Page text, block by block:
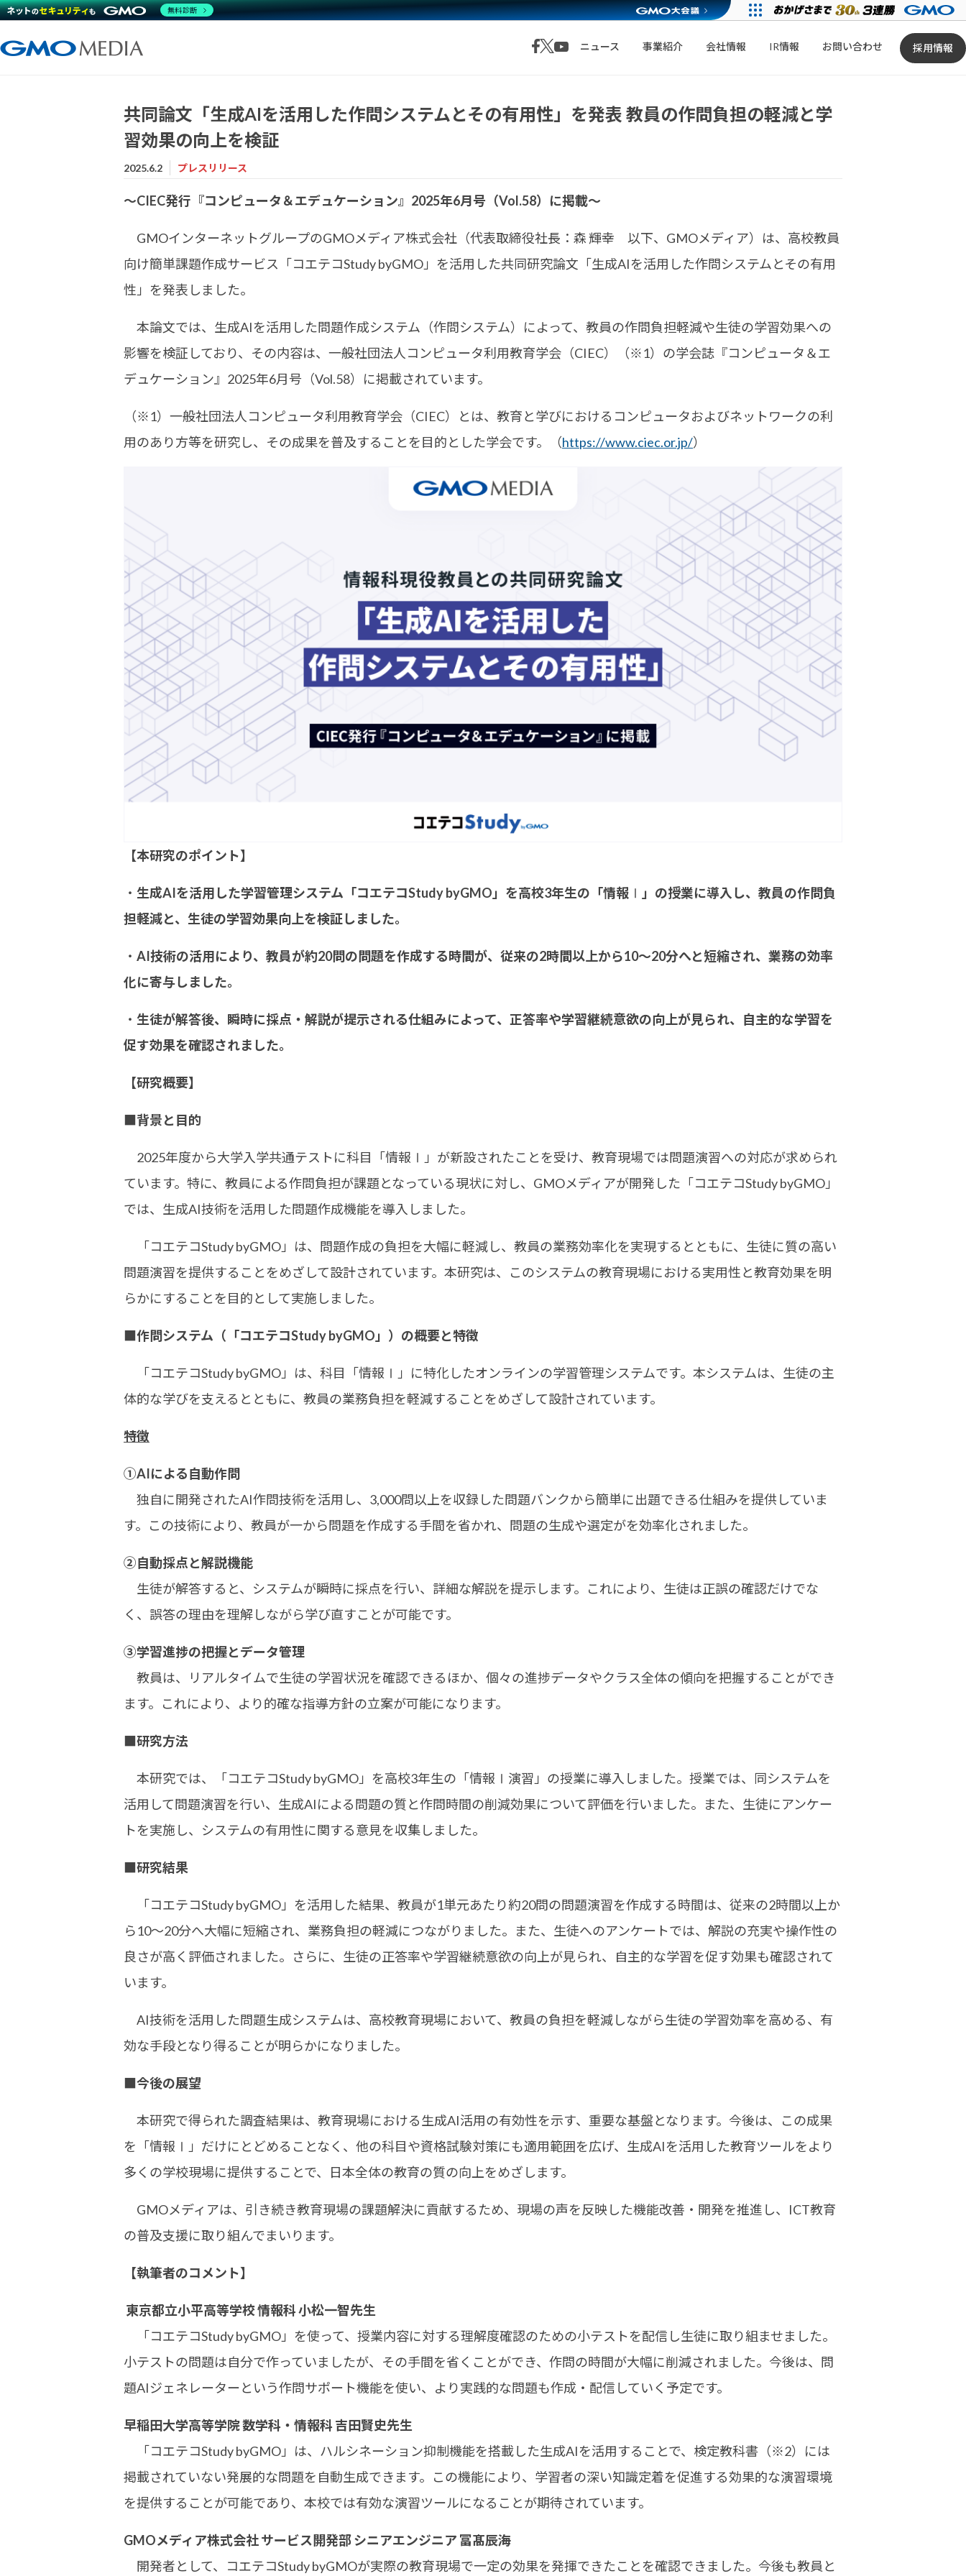
ニュース 事業紹介 会社情報 IR情報 お問い合わせ 採用情報
共同論文「生成AIを活用した作問システムとその有用性」を発表 教員の作問負担の軽減と学
習効果の向上を検証
2025.6.2 プレスリリース
～CIEC発行『コンピュータ＆エデュケーション』2025年6月号（Vol.58）に掲載～
GMOインターネットグループのGMOメディア株式会社（代表取締役社長：森 輝幸 以下、GMOメディア）は、高校教員
向け簡単課題作成サービス「コエテコStudy byGMO」を活用した共同研究論文「生成AIを活用した作問システムとその有用
性」を発表しました。
本論文では、生成AIを活用した問題作成システム（作問システム）によって、教員の作問負担軽減や生徒の学習効果への
影響を検証しており、その内容は、一般社団法人コンピュータ利用教育学会（CIEC）
（※1） の学会誌『コンピュータ＆エ
デュケーション』2025年6月号（Vol.58）に掲載されています。
（※1）一般社団法人コンピュータ利用教育学会（CIEC）とは、教育と学びにおけるコンピュータおよびネットワークの利
用のあり方等を研究し、その成果を普及することを目的とした学会です。（https://www.ciec.or.jp/）
【本研究のポイント】
・ 生成AIを活用した学習管理システム「コエテコStudy byGMO」を高校3年生の「情報 Ⅰ 」の授業に導入し、教員の作問負
担軽減と、生徒の学習効果向上を検証しました。
・ AI技術の活用により、教員が約20問の問題を作成する時間が、従来の2時間以上から10～20分へと短縮され、業務の効率
化に寄与しました。
・ 生徒が解答後、瞬時に採点・解説が提示される仕組みによって、正答率や学習継続意欲の向上が見られ、自主的な学習を
促す効果を確認されました。
【研究概要】
■背景と目的
2025年度から大学入学共通テストに科目「情報Ⅰ」が新設されたことを受け、教育現場では問題演習への対応が求められ
ています。特に、教員による作問負担が課題となっている現状に対し、GMOメディアが開発した「コエテコStudy byGMO」
では、生成AI技術を活用した問題作成機能を導入しました。
「コエテコStudy byGMO」は、問題作成の負担を大幅に軽減し、教員の業務効率化を実現するとともに、生徒に質の高い
問題演習を提供することをめざして設計されています。本研究は、このシステムの教育現場における実用性と教育効果を明
らかにすることを目的として実施しました。
■作問システム（「コエテコStudy byGMO」）の概要と特徴
「コエテコStudy byGMO」は、科目「情報Ⅰ」に特化したオンラインの学習管理システムです。本システムは、生徒の主
体的な学びを支えるとともに、教員の業務負担を軽減することをめざして設計されています。
特徴
①AIによる自動作問
独自に開発されたAI作問技術を活用し、3,000問以上を収録した問題バンクから簡単に出題できる仕組みを提供していま
す。この技術により、教員が一から問題を作成する手間を省かれ、問題の生成や選定がを効率化されました。
②自動採点と解説機能
生徒が解答すると、システムが瞬時に採点を行い、詳細な解説を提示します。これにより、生徒は正誤の確認だけでな
く、誤答の理由を理解しながら学び直すことが可能です。
③学習進捗の把握とデータ管理
教員は、リアルタイムで生徒の学習状況を確認できるほか、個々の進捗データやクラス全体の傾向を把握することができ
ます。これにより、より的確な指導方針の立案が可能になります。
■研究方法
本研究では、「コエテコStudy byGMO」を高校3年生の「情報Ⅰ演習」の授業に導入しました。授業では、同システムを
活用して問題演習を行い、生成AIによる問題の質と作問時間の削減効果について評価を行いました。また、生徒にアンケー
トを実施し、システムの有用性に関する意見を収集しました。
■研究結果
「コエテコStudy byGMO」を活用した結果、教員が1単元あたり約20問の問題演習を作成する時間は、従来の2時間以上か
ら10～20分へ大幅に短縮され、業務負担の軽減につながりました。また、生徒へのアンケートでは、解説の充実や操作性の
良さが高く評価されました。さらに、生徒の正答率や学習継続意欲の向上が見られ、自主的な学習を促す効果も確認されて
います。
AI技術を活用した問題生成システムは、高校教育現場において、教員の負担を軽減しながら生徒の学習効率を高める、有
効な手段となり得ることが明らかになりました。
■今後の展望
本研究で得られた調査結果は、教育現場における生成AI活用の有効性を示す、重要な基盤となります。今後は、この成果
を「情報Ⅰ」だけにとどめることなく、他の科目や資格試験対策にも適用範囲を広げ、生成AIを活用した教育ツールをより
多くの学校現場に提供することで、日本全体の教育の質の向上をめざします。
GMOメディアは、引き続き教育現場の課題解決に貢献するため、現場の声を反映した機能改善・開発を推進し、ICT教育
の普及支援に取り組んでまいります。
【執筆者のコメント】
東京都立小平高等学校 情報科 小松一智先生
「コエテコStudy byGMO」を使って、授業内容に対する理解度確認のための小テストを配信し生徒に取り組ませました。
小テストの問題は自分で作っていましたが、その手間を省くことができ、作問の時間が大幅に削減されました。今後は、問
題AIジェネレーターという作問サポート機能を使い、より実践的な問題も作成・配信していく予定です。
早稲田大学高等学院 数学科・情報科 吉田賢史先生
「コエテコStudy byGMO」は、ハルシネーション抑制機能を搭載した生成AIを活用することで、検定教科書 （※2） には
掲載されていない発展的な問題を自動生成できます。この機能により、学習者の深い知識定着を促進する効果的な演習環境
を提供することが可能であり、本校では有効な演習ツールになることが期待されています。
GMOメディア株式会社 サービス開発部 シニアエンジニア 冨髙辰海
開発者として、コエテコStudy byGMOが実際の教育現場で一定の効果を発揮できたことを確認できました。今後も教員と
無料診断